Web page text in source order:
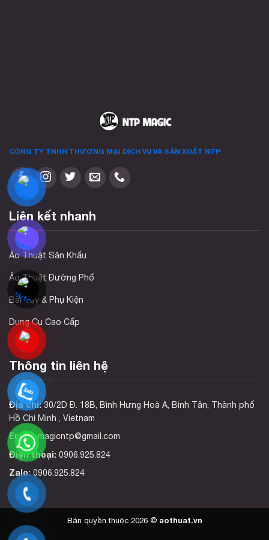
CÔNG TY TNHH THƯƠNG MẠI DỊCH VỤ VÀ SẢN XUẤT NTP
Liên kết nhanh
Ảo Thuật Sân Khấu
Ảo Thuật Đường Phố
Bài Tây & Phụ Kiện
Dụng Cụ Cao Cấp
Thông tin liên hệ
Địa chỉ:30/2D Đ. 18B, Bình Hưng Hoà A, Bình Tân, Thành phố
Hồ Chí Minh , Vietnam
Email:magicntp@gmail.com
Điện thoại: 0906.925.824
Zalo:0906.925.824
Bản quyền thuộc 2026 © aothuat.vn